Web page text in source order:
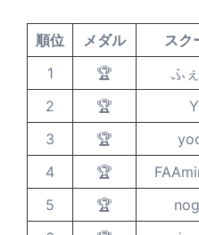
順位 メダル スク
1
🏆 ふ
2
🏆
3
🏆
4
🏆
5
🏆